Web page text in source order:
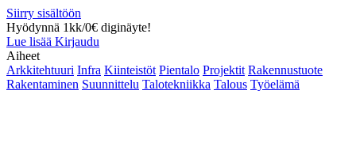
Siirry sisältöön
Hyödynnä 1kk/0€ diginäyte!
Lue lisää Kirjaudu
Aiheet
Arkkitehtuuri Infra Kiinteistöt Pientalo Projektit Rakennustuote
Rakentaminen Suunnittelu Talotekniikka Talous Työelämä